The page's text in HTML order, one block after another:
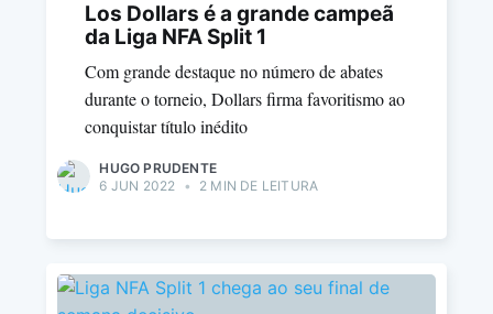
Los Dollars é a grande campeã
da Liga NFA Split 1
Com grande destaque no número de abates
durante o torneio, Dollars firma favoritismo ao
conquistar título inédito
HUGO PRUDENTE
6 JUN 2022
• 2 MIN DE LEITURA